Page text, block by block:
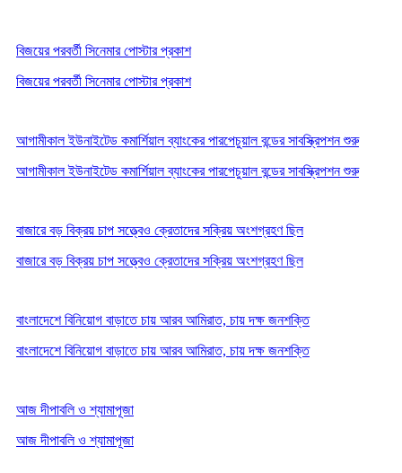
বিজয়ের পরবর্তী সিনেমার পোস্টার প্রকাশ
বিজয়ের পরবর্তী সিনেমার পোস্টার প্রকাশ
আগামীকাল ইউনাইটেড কমার্শিয়াল ব্যাংকের পারপেচুয়াল বন্ডের সাবস্ক্রিপশন শুরু
আগামীকাল ইউনাইটেড কমার্শিয়াল ব্যাংকের পারপেচুয়াল বন্ডের সাবস্ক্রিপশন শুরু
বাজারে বড় বিক্রয় চাপ সত্ত্বেও ক্রেতাদের সক্রিয় অংশগ্রহণ ছিল
বাজারে বড় বিক্রয় চাপ সত্ত্বেও ক্রেতাদের সক্রিয় অংশগ্রহণ ছিল
বাংলাদেশে বিনিয়োগ বাড়াতে চায় আরব আমিরাত, চায় দক্ষ জনশক্তি
বাংলাদেশে বিনিয়োগ বাড়াতে চায় আরব আমিরাত, চায় দক্ষ জনশক্তি
আজ দীপাবলি ও শ্যামাপূজা
আজ দীপাবলি ও শ্যামাপূজা